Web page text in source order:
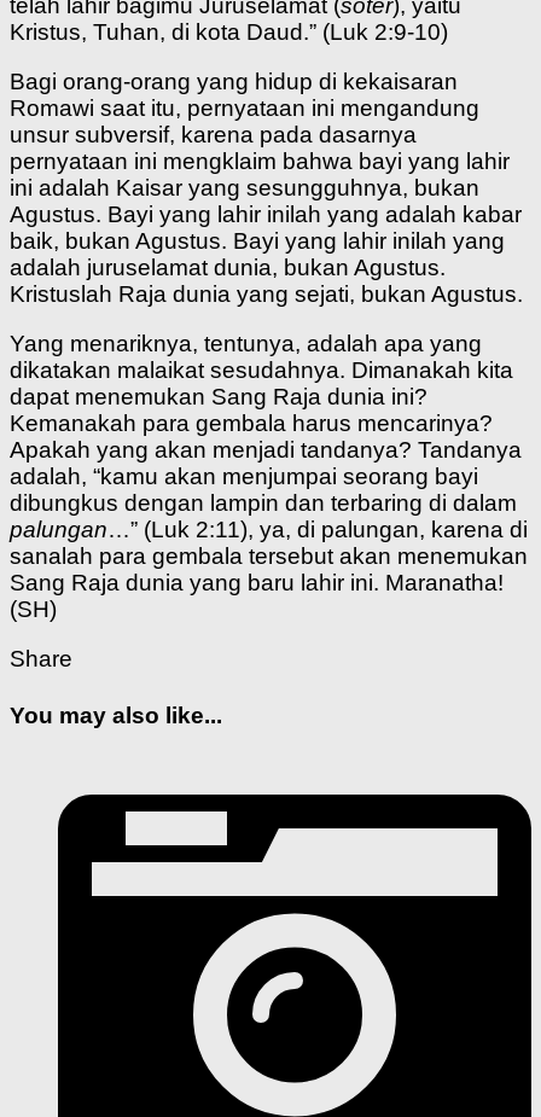
telah lahir bagimu Juruselamat (soter), yaitu
Kristus, Tuhan, di kota Daud.” (Luk 2:9-10)
Bagi orang-orang yang hidup di kekaisaran
Romawi saat itu, pernyataan ini mengandung
unsur subversif, karena pada dasarnya
pernyataan ini mengklaim bahwa bayi yang lahir
ini adalah Kaisar yang sesungguhnya, bukan
Agustus. Bayi yang lahir inilah yang adalah kabar
baik, bukan Agustus. Bayi yang lahir inilah yang
adalah juruselamat dunia, bukan Agustus.
Kristuslah Raja dunia yang sejati, bukan Agustus.
Yang menariknya, tentunya, adalah apa yang
dikatakan malaikat sesudahnya. Dimanakah kita
dapat menemukan Sang Raja dunia ini?
Kemanakah para gembala harus mencarinya?
Apakah yang akan menjadi tandanya? Tandanya
adalah, “kamu akan menjumpai seorang bayi
dibungkus dengan lampin dan terbaring di dalam
palungan…” (Luk 2:11), ya, di palungan, karena di
sanalah para gembala tersebut akan menemukan
Sang Raja dunia yang baru lahir ini. Maranatha!
(SH)
Share
You may also like...